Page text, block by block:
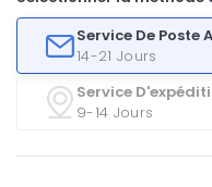
Service De Poste
14-21 Jours
Service
9-14 Jours